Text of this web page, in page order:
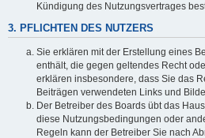
Kündigung des Nutzungsvertrages
3. PFLICHTEN DES NUTZERS
Sie erklären mit der Erstellung eines
enthält, die gegen geltendes Recht
erklären insbesondere, dass Sie das
Beiträgen verwendeten Links und
Der Betreiber des Boards übt das
diese Nutzungsbedingungen oder
Regeln kann der Betreiber Sie nach